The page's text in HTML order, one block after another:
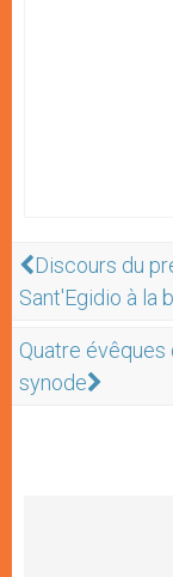
Discours du
Sant'Egidio à la
Quatre évêques
synode